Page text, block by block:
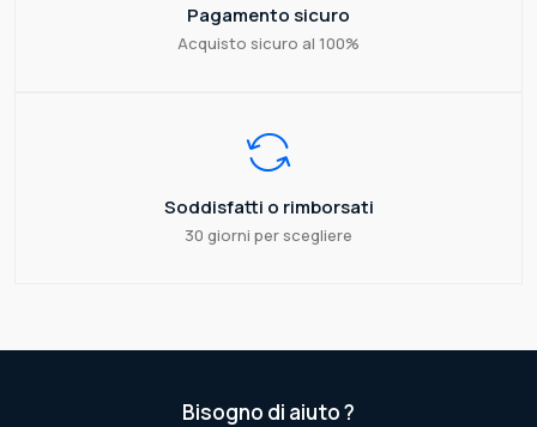
Pagamento sicuro
Acquisto sicuro al 100%
Soddisfatti o rimborsati
30 giorni per scegliere
Bisogno di aiuto ?